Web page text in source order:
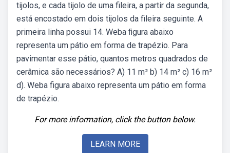
tijolos, e cada tijolo de uma fileira, a partir da segunda,
está encostado em dois tijolos da fileira seguinte. A
primeira linha possui 14. Weba ﬁgura abaixo
representa um pátio em forma de trapézio. Para
pavimentar esse pátio, quantos metros quadrados de
cerâmica são necessários? A) 11 m² b) 14 m² c) 16 m²
d). Weba figura abaixo representa um pátio em forma
de trapézio.
For more information, click the button below.
LEARN MORE